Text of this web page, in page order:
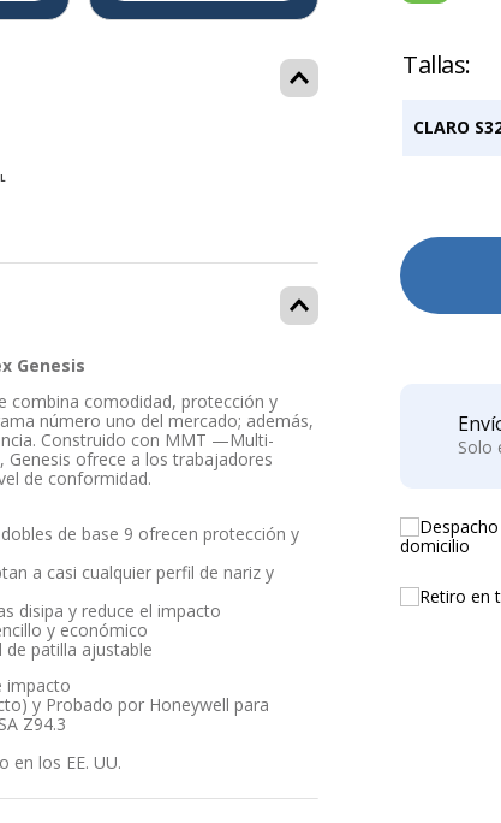
Genesis
combina comodidad, protección y
número uno del mercado; además,
Construido con MMT —Multi-
ofrece a los trabajadores
de conformidad.
de base 9 ofrecen protección y
a casi cualquier perfil de nariz y
disipa y reduce el impacto
y económico
de patilla ajustable
impacto
y Probado por Honeywell para
Z94.3
en los EE. UU.
CLARO
Solo